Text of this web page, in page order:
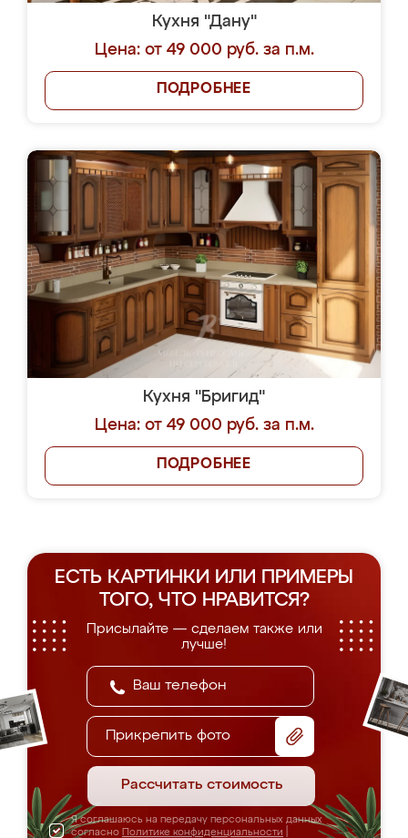
Кухня "Дану"
Цена: от 49 000 руб. за п.м.
ПОДРОБНЕЕ
Кухня "Бригид"
Цена: от 49 000 руб. за п.м.
ПОДРОБНЕЕ
ЕСТЬ КАРТИНКИ ИЛИ ПРИМЕРЫ
ТОГО, ЧТО НРАВИТСЯ?
Присылайте — сделаем также или
лучше!
Прикрепить фото
Рассчитать стоимость
Я соглашаюсь на передачу персональных данных
согласно Политике конфиденциальности